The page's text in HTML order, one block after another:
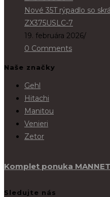
Nové 35T rýpadlo so
ZX375USLC-7
19. februára 2026/
0 Comments
Naše značky
Gehl
Hitachi
Manitou
Venieri
Zetor
Komplet ponuka MANNET
Sledujte nás